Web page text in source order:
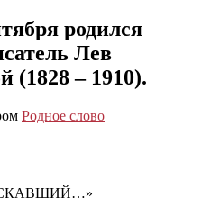
родился
Лев
(1828 – 1910).
Родное слово